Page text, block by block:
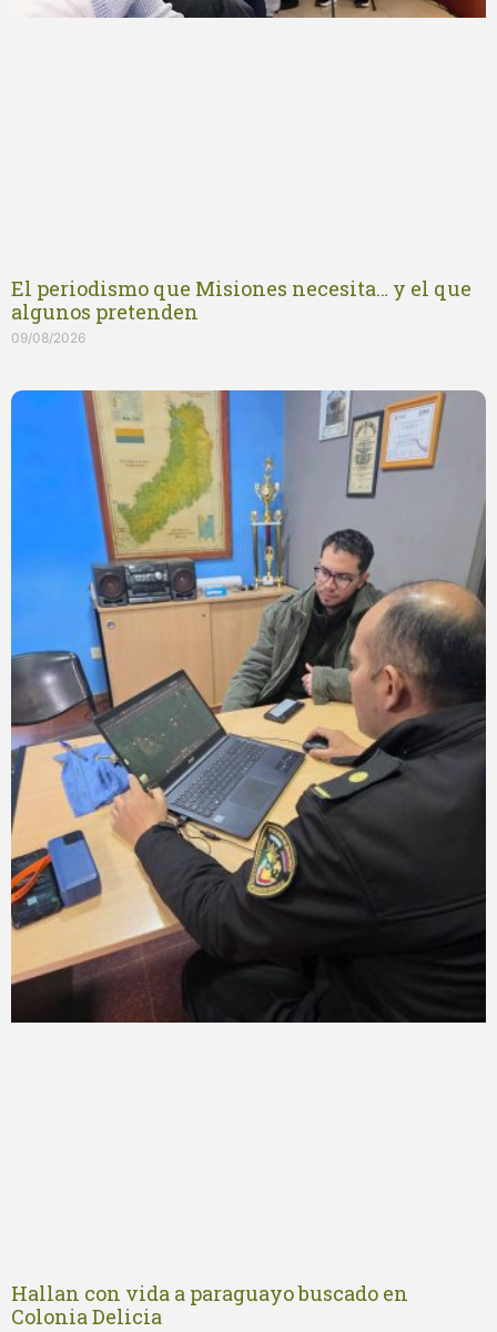
El periodismo que Misiones necesita… y el que
algunos pretenden
09/08/2026
Hallan con vida a paraguayo buscado en
Colonia Delicia